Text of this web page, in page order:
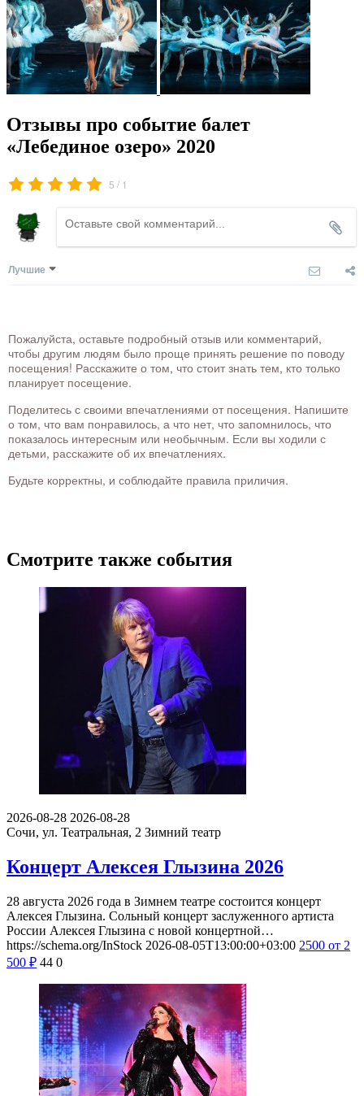
Отзывы про событие балет
«Лебединое озеро» 2020
5 / 1
Лучшие
Пожалуйста, оставьте подробный отзыв или комментарий,
чтобы другим людям было проще принять решение по поводу
посещения! Расскажите о том, что стоит знать тем, кто только
планирует посещение.
Поделитесь с своими впечатлениями от посещения. Напишите
о том, что вам понравилось, а что нет, что запомнилось, что
показалось интересным или необычным. Если вы ходили с
детьми, расскажите об их впечатлениях.
Будьте корректны, и соблюдайте правила приличия.
Смотрите также события
2026-08-28 2026-08-28
Сочи, ул. Театральная, 2 Зимний театр
Концерт Алексея Глызина 2026
28 августа 2026 года в Зимнем театре состоится концерт
Алексея Глызина. Сольный концерт заслуженного артиста
России Алексея Глызина с новой концертной…
https://schema.org/InStock 2026-08-05T13:00:00+03:00 2500 от 2
500 ₽ 44 0